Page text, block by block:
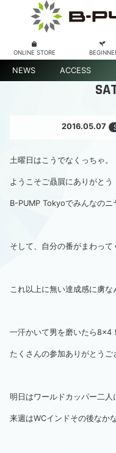
ONLINE STORE
NEWS ACCESS
2016.05.07
土曜日はこうでなくっちゃ。
ようこそご贔屓にありがとう
B-PUMP Tokyoでみんなのニ
そして、自分の番がまわって
これ以上に無い達成感に虜な
一汗かいて男を磨いたら8×4
たくさんの参加ありがとうご
明日はワールドカッパー二人
来週はWCインドその後なか